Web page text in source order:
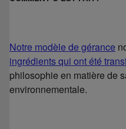
Notre modèle de gérance
ingrédients qui ont été
philosophie en matière de
environnementale.